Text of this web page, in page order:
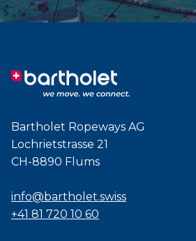
Bartholet Ropeways AG
Lochrietstrasse 21
CH-8890 Flums
info@bartholet.swiss
+41 81 720 10 60